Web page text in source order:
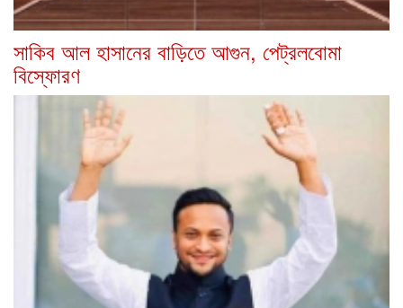
সাকিব আল হাসানের বাড়িতে আগুন, পেট্রলবোমা
বিস্ফোরণ